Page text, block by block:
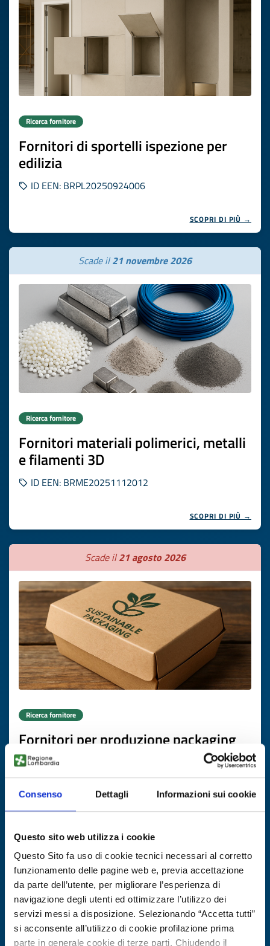
Consenso Dettagli Informazioni sui cookie
Questo sito web utilizza i cookie
Questo Sito fa uso di cookie tecnici necessari al corretto
funzionamento delle pagine web e, previa accettazione
da parte dell’utente, per migliorare l’esperienza di
navigazione degli utenti ed ottimizzare l’utilizzo dei
servizi messi a disposizione. Selezionando “Accetta tutti”
si acconsente all’utilizzo di cookie profilazione prima
parte in generale cookie di terze parti. Chiudendo il
Ricerca fornitore
Fornitori di sportelli ispezione per
edilizia
ID EEN: BRPL20250924006
SCOPRI DI PIÙ →
Scade il21 novembre 2026
Ricerca fornitore
Fornitori materiali polimerici, metalli
e filamenti 3D
ID EEN: BRME20251112012
SCOPRI DI PIÙ →
Scade il21 agosto 2026
Ricerca fornitore
Fornitori per produzione packaging
ecologico
ID EEN: BRSI20250709026
SCOPRI DI PIÙ →
Scade il10 novembre 2026